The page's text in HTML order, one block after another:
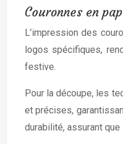
Couronnes en
L’impression des
logos spécifiques,
festive.
Pour la découpe, les
et précises,
durabilité, assurant